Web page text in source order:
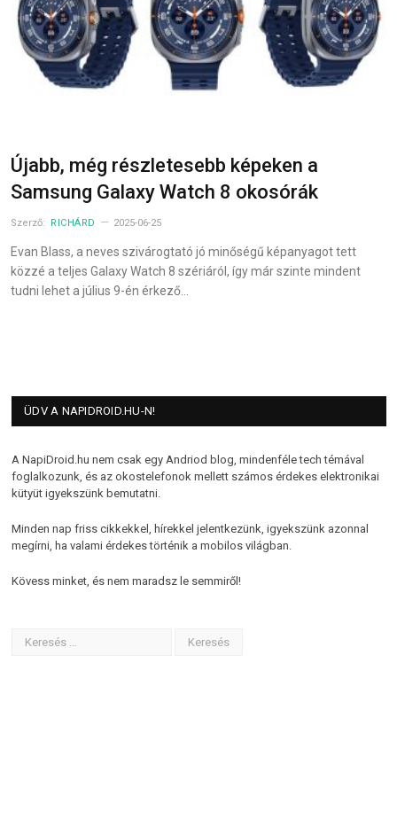
Újabb, még részletesebb képeken a
Samsung Galaxy Watch 8 okosórák
Szerző: RICHÁRD 2025-06-25
Evan Blass, a neves szivárogtató jó minőségű képanyagot tett
közzé a teljes Galaxy Watch 8 szériáról, így már szinte mindent
tudni lehet a július 9-én érkező…
ÜDV A NAPIDROID.HU-N!
A NapiDroid.hu nem csak egy Andriod blog, mindenféle tech témával
foglalkozunk, és az okostelefonok mellett számos érdekes elektronikai
kütyüt igyekszünk bemutatni.
Minden nap friss cikkekkel, hírekkel jelentkezünk, igyekszünk azonnal
megírni, ha valami érdekes történik a mobilos világban.
Kövess minket, és nem maradsz le semmiről!